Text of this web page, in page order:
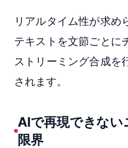
リアルタイム性が求め
テキストを文節ごとに
ストリーミング合成を
されます。
AIで再現できな
限界